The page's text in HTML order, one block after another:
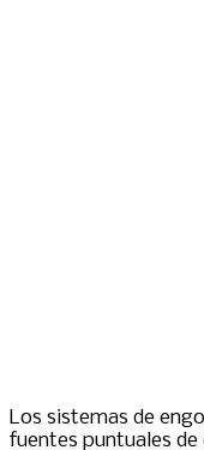
Los sistemas de
fuentes puntuales de